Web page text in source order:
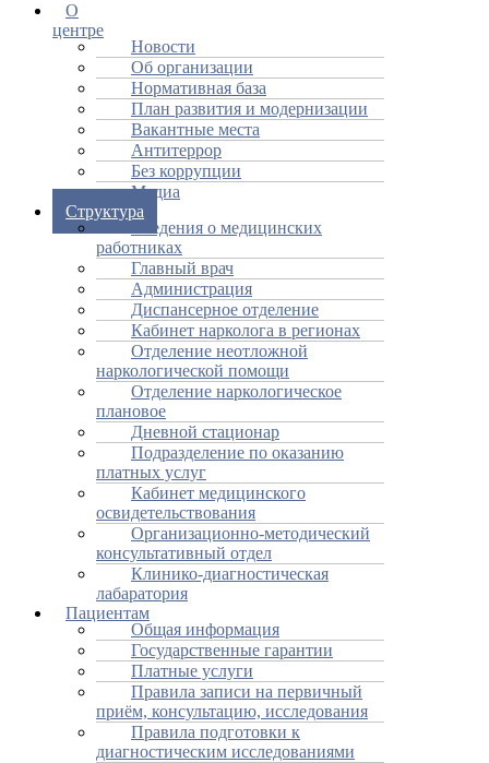
О
центре
Новости
Об организации
Нормативная база
План развития и модернизации
Вакантные места
Антитеррор
Без коррупции
Медиа
Структура
Сведения о медицинских
работниках
Главный врач
Администрация
Диспансерное отделение
Кабинет нарколога в регионах
Отделение неотложной
наркологической помощи
Отделение наркологическое
плановое
Дневной стационар
Подразделение по оказанию
платных услуг
Кабинет медицинского
освидетельствования
Организационно-методический
консультативный отдел
Клинико-диагностическая
лабаратория
Пациентам
Общая информация
Государственные гарантии
Платные услуги
Правила записи на первичный
приём, консультацию, исследования
Правила подготовки к
диагностическим исследованиями